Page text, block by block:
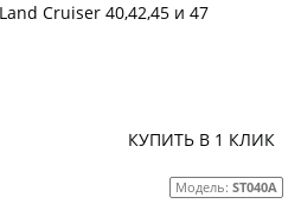
Cruiser 40,42,45 и 47
КУПИТЬ В 1 КЛИК
Модель: ST040A